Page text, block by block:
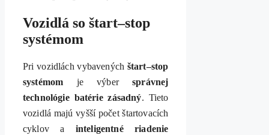
Vozidlá so štart–stop
systémom
Pri vozidlách vybavených štart–stop
systémom je výbersprávnej
technológie batérie zásadný. Tieto
vozidlá majú vyšší počet štartovacích
cyklov a inteligentné riadenie